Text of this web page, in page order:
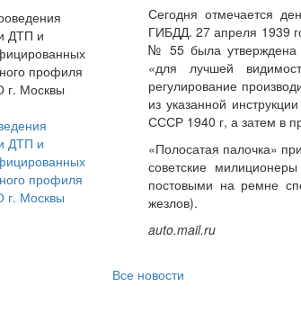
ДТП и
профиля
г. Москвы
Сегодня отмечается
ГИБДД. 27 апреля 1939
№ 55 была утверждена
«для лучшей
регулирование
из указанной
СССР 1940 г, а затем в
«Полосатая палочка»
советские
постовыми на ремне
жезлов).
auto.mail.ru
Все новости